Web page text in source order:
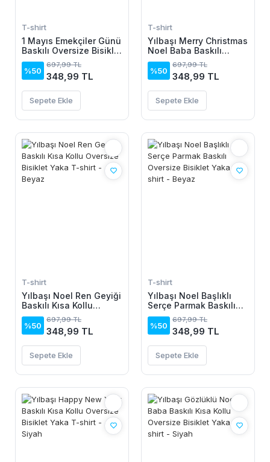
T-shirt
1 Mayıs Emekçiler Günü
Baskılı Oversize Bisiklet
Yaka T-shirt - Beyaz
%50
697,99 TL
348,99 TL
Sepete Ekle
T-shirt
Yılbaşı Merry Christmas
Noel Baba Baskılı
Oversize Bisiklet Yaka
T-shirt - Siyah
%50
697,99 TL
348,99 TL
Sepete Ekle
T-shirt
Yılbaşı Noel Ren Geyiği
Baskılı Kısa Kollu
Oversize Bisiklet Yaka
T-shirt - Beyaz
%50
697,99 TL
348,99 TL
Sepete Ekle
T-shirt
Yılbaşı Noel Başlıklı
Serçe Parmak Baskılı
Oversize Bisiklet Yaka
T-shirt - Beyaz
%50
697,99 TL
348,99 TL
Sepete Ekle